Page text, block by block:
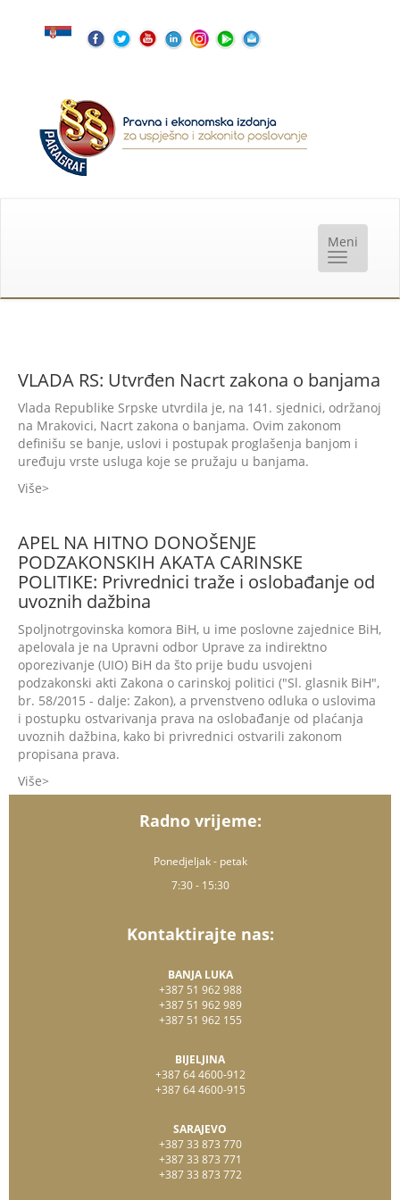
VLADA RS: Utvrđen Nacrt zakona o banjama
Vlada Republike Srpske utvrdila je, na 141. sjednici, održanoj
na Mrakovici, Nacrt zakona o banjama. Ovim zakonom
definišu se banje, uslovi i postupak proglašenja banjom i
uređuju vrste usluga koje se pružaju u banjama.
Više
APEL NA HITNO DONOŠENJE
PODZAKONSKIH AKATA CARINSKE
POLITIKE: Privrednici traže i oslobađanje od
uvoznih dažbina
Spoljnotrgovinska komora BiH, u ime poslovne zajednice BiH,
apelovala je na Upravni odbor Uprave za indirektno
oporezivanje (UIO) BiH da što prije budu usvojeni
podzakonski akti Zakona o carinskoj politici ("Sl. glasnik BiH",
br. 58/2015 - dalje: Zakon), a prvenstveno odluka o uslovima
i postupku ostvarivanja prava na oslobađanje od plaćanja
uvoznih dažbina, kako bi privrednici ostvarili zakonom
propisana prava.
Više
Radno vrijeme:
Ponedjeljak - petak
7:30 - 15:30
Kontaktirajte nas:
BANJA LUKA
+387 51 962 988
+387 51 962 989
+387 51 962 155
BIJELJINA
+387 64 4600-912
+387 64 4600-915
SARAJEVO
+387 33 873 770
+387 33 873 771
+387 33 873 772